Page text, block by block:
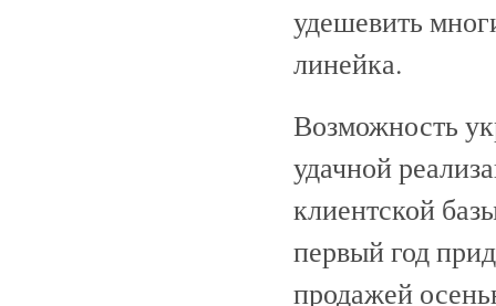
удешевить
линейка.
Возможность
удачной
клиентской
первый год
продажей